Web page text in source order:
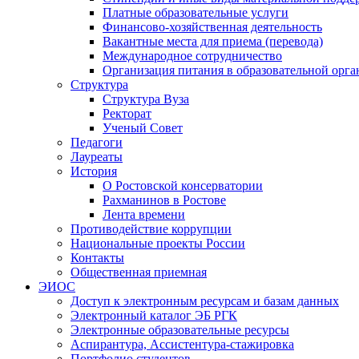
Платные образовательные услуги
Финансово-хозяйственная деятельность
Вакантные места для приема (перевода)
Международное сотрудничество
Организация питания в образовательной
Структура
Структура Вуза
Ректорат
Ученый Совет
Педагоги
Лауреаты
История
О Ростовской консерватории
Рахманинов в Ростове
Лента времени
Противодействие коррупции
Национальные проекты России
Контакты
Общественная приемная
ЭИОС
Доступ к электронным ресурсам и базам данных
Электронный каталог ЭБ РГК
Электронные образовательные ресурсы
Аспирантура, Ассистентура-стажировка